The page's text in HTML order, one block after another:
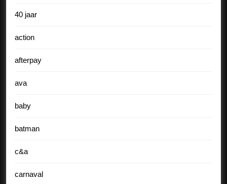
40 jaar
action
afterpay
ava
baby
batman
c&a
carnaval